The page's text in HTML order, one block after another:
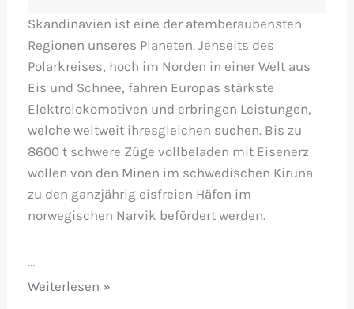
Skandinavien ist eine der atemberaubensten
Regionen unseres Planeten. Jenseits des
Polarkreises, hoch im Norden in einer Welt aus
Eis und Schnee, fahren Europas stärkste
Elektrolokomotiven und erbringen Leistungen,
welche weltweit ihresgleichen suchen. Bis zu
8600 t schwere Züge vollbeladen mit Eisenerz
wollen von den Minen im schwedischen Kiruna
zu den ganzjährig eisfreien Häfen im
norwegischen Narvik befördert werden.
…
LKAB
Weiterlesen »